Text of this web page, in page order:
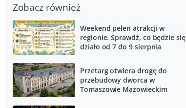
Zobacz również
Weekend pełen atrakcji w
regionie. Sprawdź, co będzie się
działo od 7 do 9 sierpnia
Przetarg otwiera drogę do
przebudowy dworca w
Tomaszowie Mazowieckim